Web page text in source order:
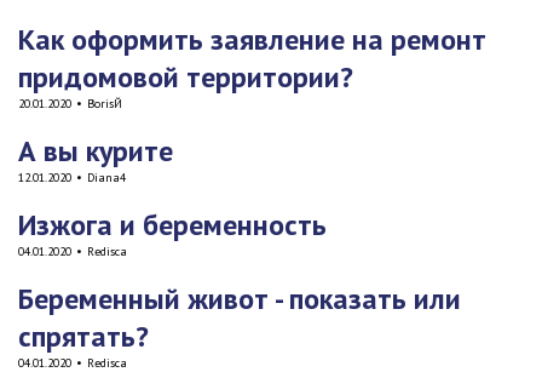
Как оформить заявление на ремонт
придомовой территории?
20.01.2020 • BorisЙ
А вы курите
12.01.2020 • Diana4
Изжога и беременность
04.01.2020 • Redisca
Беременный живот - показать или
спрятать?
04.01.2020 • Redisca